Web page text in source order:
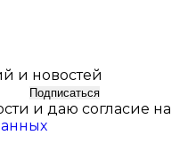
и новостей
Подписаться
и даю согласие на